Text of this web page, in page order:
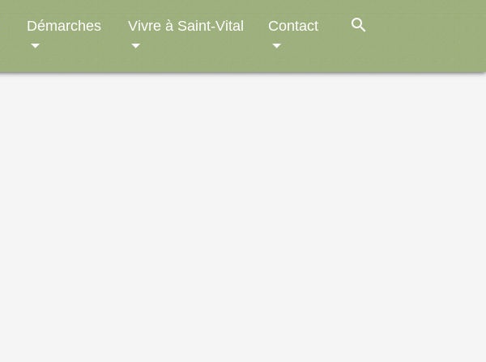
Démarches Vivre à Saint-Vital Contact search